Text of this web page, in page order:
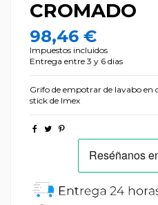
CROMADO
98,46 €
Impuestos incluidos
Entrega entre 3 y 6 dias
Grifo de empotrar de lavabo en
stick de Imex